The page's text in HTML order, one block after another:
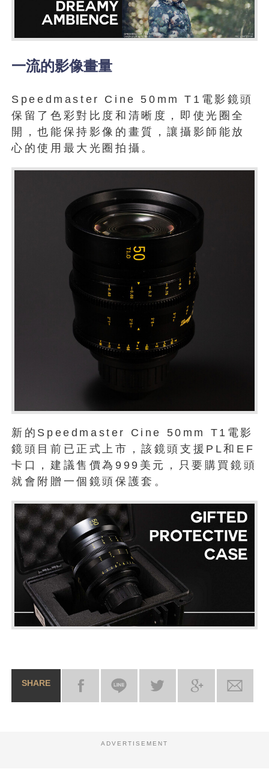
一流的影像畫量
Speedmaster Cine 50mm T1電影鏡頭
保留了色彩對比度和清晰度，即使光圈全
開，也能保持影像的畫質，讓攝影師能放
心的使用最大光圈拍攝。
新的Speedmaster Cine 50mm T1電影
鏡頭目前已正式上市，該鏡頭支援PL和EF
卡口，建議售價為999美元，只要購買鏡頭
就會附贈一個鏡頭保護套。
SHARE
ADVERTISEMENT